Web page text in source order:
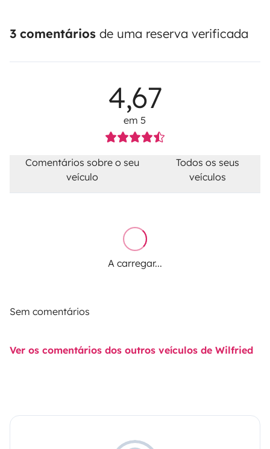
3 comentários de uma reserva verificada
4,67
em 5
Comentários sobre o seu
veículo
Todos os seus
veículos
A carregar...
Sem comentários
Ver os comentários dos outros veículos de Wilfried